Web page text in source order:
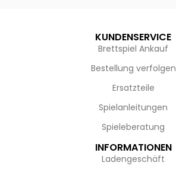
KUNDENSERVICE
Brettspiel Ankauf
Bestellung verfolgen
Ersatzteile
Spielanleitungen
Spieleberatung
INFORMATIONEN
Ladengeschäft